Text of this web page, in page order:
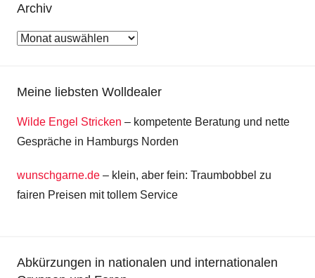
Archiv
Archiv
Meine liebsten Wolldealer
Wilde Engel Stricken – kompetente Beratung und nette
Gespräche in Hamburgs Norden
wunschgarne.de – klein, aber fein: Traumbobbel zu
fairen Preisen mit tollem Service
Abkürzungen in nationalen und internationalen